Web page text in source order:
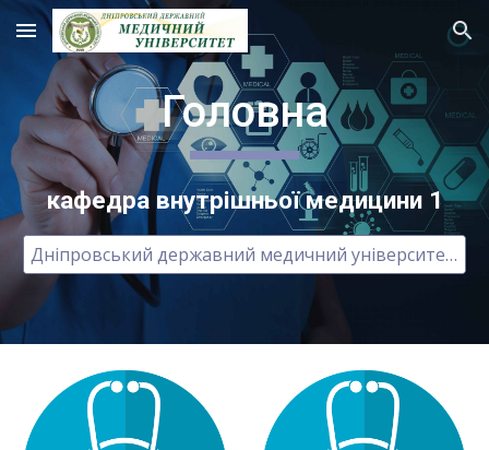
Skip to main content Skip to navigation
Головна
кафедра внутрішньої медицини 1
Дніпровський державний медичний університет ГОЛОВНА